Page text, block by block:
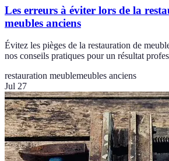
Les erreurs à éviter lors de la
meubles anciens
Évitez les pièges de la restauration de
nos conseils pratiques pour un résultat
restauration meublemeubles anciens
Jul 27